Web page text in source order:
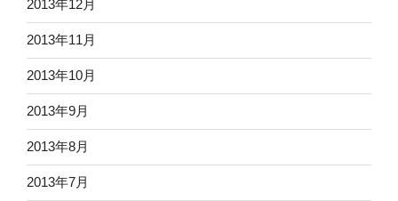
2013年12月
2013年11月
2013年10月
2013年9月
2013年8月
2013年7月